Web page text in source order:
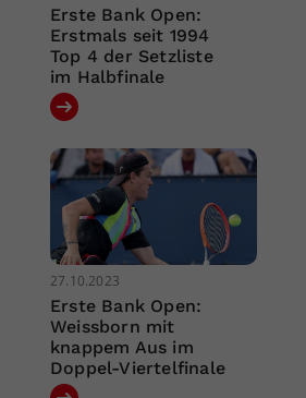
Erste Bank Open:
Erstmals seit 1994
Top 4 der Setzliste
im Halbfinale
27.10.2023
Erste Bank Open:
Weissborn mit
knappem Aus im
Doppel-Viertelfinale